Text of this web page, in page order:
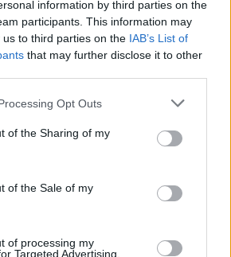
information by third parties on the
participants. This information may
to third parties on the IAB’s List of
that may further disclose it to other
Opt Outs
of the Sharing of my
of the Sale of my
of processing my
Targeted Advertising.
for Italy| Esim for Spain | Esim